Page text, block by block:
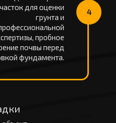
для оценки
грунта и
пробное
почвы перед
фундамента.
4